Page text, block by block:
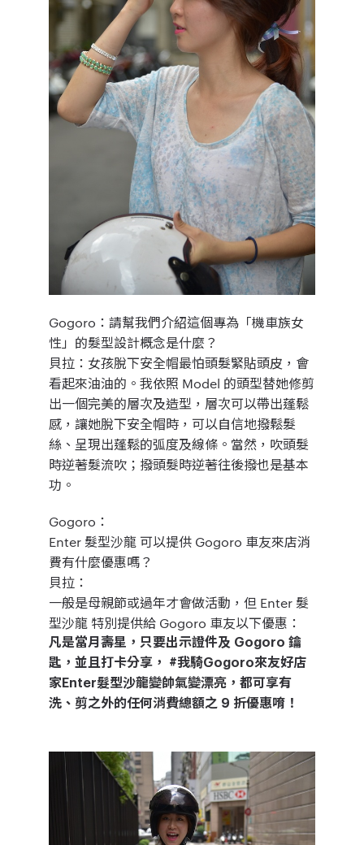
Gogoro： 請幫我們介紹這個專為「機車族女
性」的髮型設計概念是什麼？
貝拉： 女孩脫下安全帽最怕頭髮緊貼頭皮，會
看起來油油的。我依照 Model 的頭型替她修剪
出一個完美的層次及造型，層次可以帶出蓬鬆
感，讓她脫下安全帽時，可以自信地撥鬆髮
絲、呈現出蓬鬆的弧度及線條。當然，吹頭髮
時逆著髮流吹；撥頭髮時逆著往後撥也是基本
功。
Gogoro：
Enter 髮型沙龍 可以提供 Gogoro 車友來店消
費有什麼優惠嗎？
貝拉：
一般是母親節或過年才會做活動，但 Enter 髮
型沙龍 特別提供給 Gogoro 車友以下優惠：
凡是當月壽星，只要出示證件及 Gogoro 鑰
匙，並且打卡分享， #我騎Gogoro來友好店
家Enter髮型沙龍變帥氣變漂亮，都可享有
洗、剪之外的任何消費總額之 9 折優惠唷！